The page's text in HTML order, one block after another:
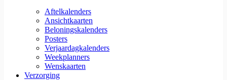
Aftelkalenders
Ansichtkaarten
Beloningskalenders
Posters
Verjaardagkalenders
Weekplanners
Wenskaarten
Verzorging